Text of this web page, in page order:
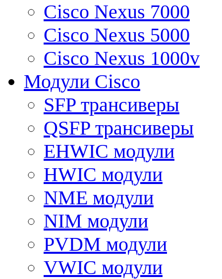
Cisco Nexus 7000
Cisco Nexus 5000
Cisco Nexus 1000v
Модули Cisco
SFP трансиверы
QSFP трансиверы
EHWIC модули
HWIC модули
NME модули
NIM модули
PVDM модули
VWIC модули